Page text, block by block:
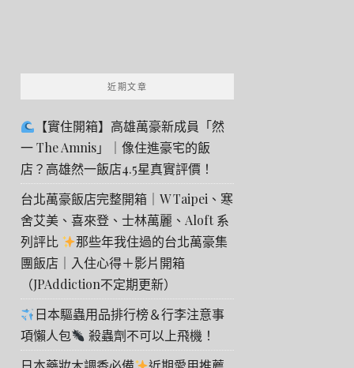
近期文章
【實住開箱】高雄萬豪新成員「然
一 The Amnis」｜像住進豪宅的飯
店？高雄然一飯店4.5星真實評價！
台北萬豪飯店完整開箱｜W Taipei、寒
舍艾美、喜來登、士林萬麗、Aloft 系
列評比
那些年我住過的台北萬豪集
團飯店｜入住心得＋影片開箱
（JPAddiction不定期更新）
日本驅蟲用品排行榜＆行李注意事
項懶人包
殺蟲劑不可以上飛機！